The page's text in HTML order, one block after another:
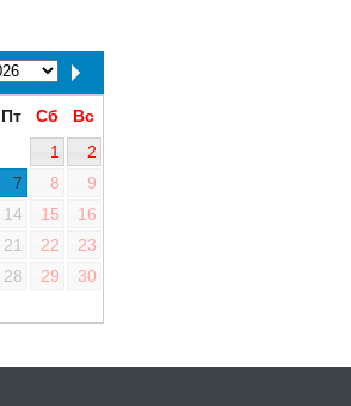
Пт Сб
Вс
1
2
7 8
9
14 15
16
21 22
23
28 29
30